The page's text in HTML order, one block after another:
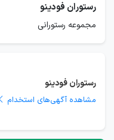
رستوران فودینو
مجموعه رستورانی
رستوران فودینو
مشاهده آگهی‌های استخدام